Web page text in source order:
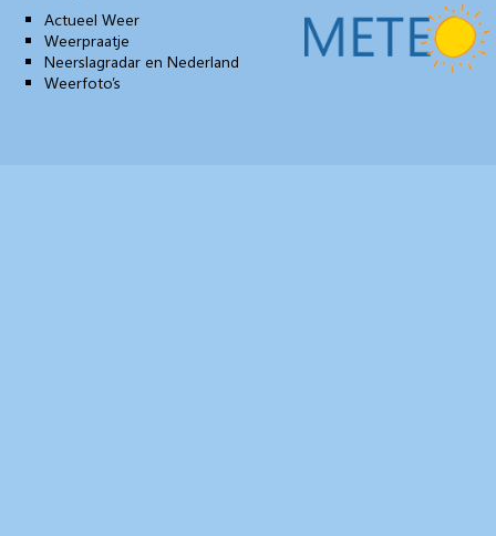
Actueel Weer
Weerpraatje
Neerslagradar en Nederland
Weerfoto’s